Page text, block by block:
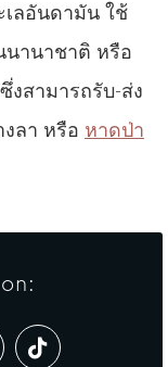
ลอันดามัน ใช้
นานาชาติ หรือ
สามารถรับ-ส่ง
ลา หรือ หาดป่า